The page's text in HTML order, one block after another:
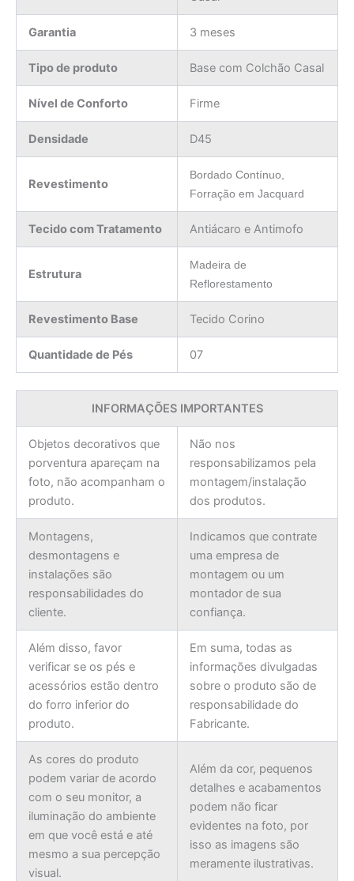
Garantia 3 meses
Tipo de produto Base com Colchão Casal
Nível de Conforto Firme
Densidade D45
Revestimento
Bordado Contínuo,
Forração em Jacquard
Tecido com Tratamento Antiácaro e Antimofo
Estrutura
Madeira de
Reflorestamento
Revestimento Base Tecido Corino
Quantidade de Pés 07
INFORMAÇÕES IMPORTANTES
Objetos decorativos que
porventura apareçam na
foto, não acompanham o
produto.
Não nos
responsabilizamos pela
montagem/instalação
dos produtos.
Montagens,
desmontagens e
instalações são
responsabilidades do
cliente.
Indicamos que contrate
uma empresa de
montagem ou um
montador de sua
confiança.
Além disso, favor
verificar se os pés e
acessórios estão dentro
do forro inferior do
produto.
Em suma, todas as
informações divulgadas
sobre o produto são de
responsabilidade do
Fabricante.
As cores do produto
podem variar de acordo
com o seu monitor, a
iluminação do ambiente
em que você está e até
mesmo a sua percepção
visual.
Além da cor, pequenos
detalhes e acabamentos
podem não ficar
evidentes na foto, por
isso as imagens são
meramente ilustrativas.